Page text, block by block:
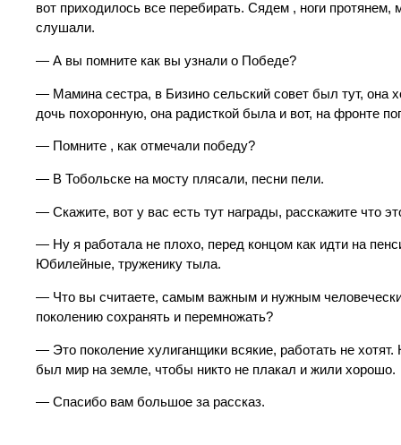
вот приходилось все перебирать. Сядем , ноги
слушали.
— А вы помните как вы узнали о Победе?
— Мамина сестра, в Бизино сельский совет был тут, она
дочь похоронную, она радисткой была и вот, на фронте
— Помните , как отмечали победу?
— В Тобольске на мосту плясали, песни пели.
— Скажите, вот у вас есть тут награды, расскажите что
— Ну я работала не плохо, перед концом как идти на
Юбилейные, труженику тыла.
— Что вы считаете, самым важным и нужным
поколению сохранять и перемножать?
— Это поколение хулиганщики всякие, работать не
был мир на земле, чтобы никто не плакал и жили хорошо.
— Спасибо вам большое за рассказ.